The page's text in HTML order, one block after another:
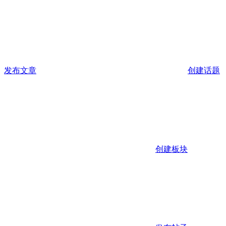
发布文章 创建话题
创建板块